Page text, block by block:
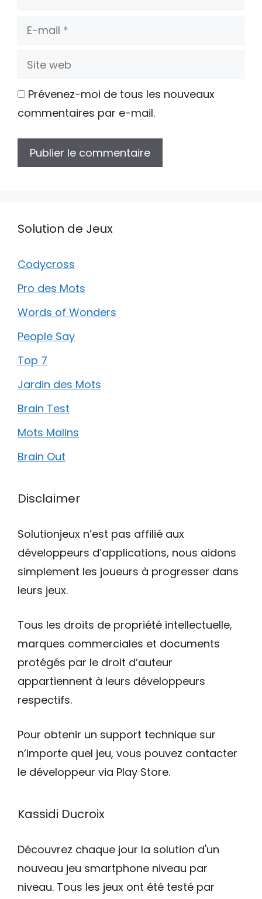
E-
Site
Prévenez-moi de tous les nouveaux
commentaires par e-mail.
Solution de Jeux
Codycross
Pro des Mots
Words of Wonders
People Say
Top 7
Jardin des Mots
Brain Test
Mots Malins
Brain Out
Disclaimer
Solutionjeux n’est pas affilié aux
développeurs d’applications, nous aidons
simplement les joueurs à progresser dans
leurs jeux.
Tous les droits de propriété intellectuelle,
marques commerciales et documents
protégés par le droit d’auteur
appartiennent à leurs développeurs
respectifs.
Pour obtenir un support technique sur
n’importe quel jeu, vous pouvez contacter
le développeur via Play Store.
Kassidi Ducroix
Découvrez chaque jour la solution d'un
nouveau jeu smartphone niveau par
niveau. Tous les jeux ont été testé par